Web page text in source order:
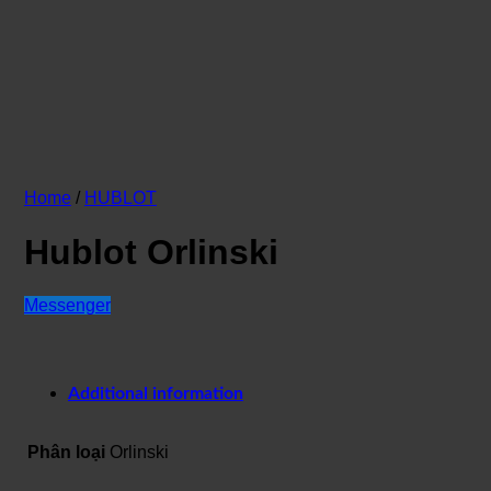
Home / HUBLOT
Hublot Orlinski
Messenger
Additional information
Phân loại Orlinski